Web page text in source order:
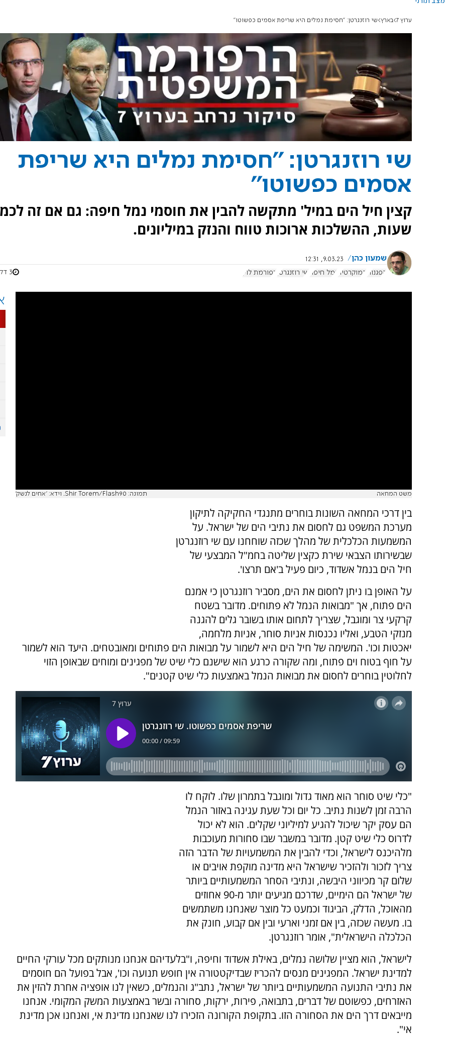
ערוץ 7 בארץ שי רוזנגרטן: ''חסימת נמלים היא שריפת אסמים כפשוטו''
שי רוזנגרטן: ''חסימת נמלים היא שריפת
אסמים כפשוטו''
קצין חיל הים במיל' מתקשה להבין את חוסמי נמל חיפה: גם אם זה
שעות, ההשלכות ארוכות טווח והנזק במיליונים.
שמעון כהן
9.03.23, 12:31
הפגנות
דמוקרטיה נמל חיפה שי רוזנגרטן רפורמת לוין 3 דקות
משט המחאה תמונה: Shir Torem/Flash90. וידא: 'אחים לנשק'
בין דרכי המחאה השונות בוחרים מתנגדי החקיקה לתיקון
מערכת המשפט גם לחסום את נתיבי הים של ישראל. על
המשמעות הכלכלית של מהלך שכזה שוחחנו עם שי רוזנגרטן
שבשירותו הצבאי שירת כקצין שליטה בחמ"ל המבצעי של
חיל הים בנמל אשדוד, כיום פעיל ב'אם תרצו'.
על האופן בו ניתן לחסום את הים, מסביר רוזנגרטן כי אמנם
הים פתוח, אך "מבואות הנמל לא פתוחים. מדובר בשטח
קרקעי צר ומוגבל, שצריך לתחום אותו בשובר גלים להגנה
מנזקי הטבע, ואליו נכנסות אניות סוחר, אניות מלחמה,
יאכטות וכו'. המשימה של חיל הים היא לשמור על מבואות הים פתוחים ומאובטחים. היעד הוא לשמור
על חוף בטוח וים פתוח, ומה שקורה כרגע הוא שישנם כלי שיט של מפגינים ומוחים שבאופן הזוי
לחלוטין בוחרים לחסום את מבואות הנמל באמצעות כלי שיט קטנים".
"כלי שיט סוחר הוא מאוד גדול ומוגבל בתמרון שלו. לוקח לו
הרבה זמן לשנות נתיב. כל יום וכל שעת עגינה באזור הנמל
הם עסק יקר שיכול להגיע למיליוני שקלים. הוא לא יכול
לדרוס כלי שיט קטן. מדובר במשבר שבו סחורות מעוכבות
מלהיכנס לישראל, וכדי להבין את המשמעויות של הדבר הזה
צריך לזכור ולהזכיר שישראל היא מדינה מוקפת אויבים או
שלום קר מכיווני היבשה, ונתיבי הסחר המשמעותיים ביותר
של ישראל הם הימיים, שדרכם מגיעים יותר מ-90 אחוזים
מהאוכל, הדלק, הביגוד וכמעט כל מוצר שאנחנו משתמשים
בו. מעשה שכזה, בין אם זמני וארעי ובין אם קבוע, חונק את
הכלכלה הישראלית", אומר רוזנגרטן.
לישראל, הוא מציין שלושה נמלים, באילת אשדוד וחיפה, ו"בלעדיהם אנחנו מנותקים מכל עורקי החיים
למדינת ישראל. המפגינים מנסים להכריז שבדיקטטורה אין חופש תנועה וכו', אבל בפועל הם חוסמים
את נתיבי התנועה המשמעותיים ביותר של ישראל, נתב"ג והנמלים, כשאין לנו אופציה אחרת להזין את
האזרחים, כפשוטם של דברים, בתבואה, פירות, ירקות, סחורה ובשר באמצעות המשק המקומי. אנחנו
מייבאים דרך הים את הסחורה הזו. בתקופת הקורונה הזכירו לנו שאנחנו מדינת אי, ואנחנו אכן מדינת
אי".